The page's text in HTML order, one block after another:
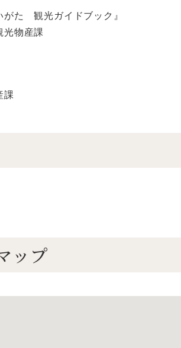
がた 観光ガイドブック』
光物産課
課
ップ